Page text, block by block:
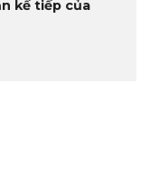
kế tiếp của